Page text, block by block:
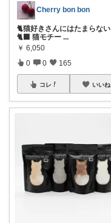
Cherry bon bon
🐈猫好きさんにはたまらない
🐈‍⬛ 猫モチー ...
￥ 6,050
0 0 165
コレ いいね